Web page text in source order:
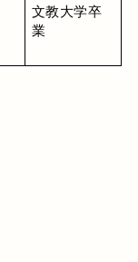
文教大学卒
業